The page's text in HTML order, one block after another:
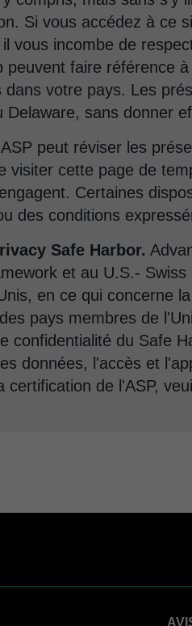
Si vous accédez à ce
vous incombe de
peuvent faire référence
dans votre pays. Les
Delaware, sans donner
ASP peut réviser les
visiter cette page de
Certaines
des conditions
Safe Harbor.
et au U.S.-
en ce qui concerne
pays membres de
confidentialité du Safe
données, l'accès et
certification de l'ASP,